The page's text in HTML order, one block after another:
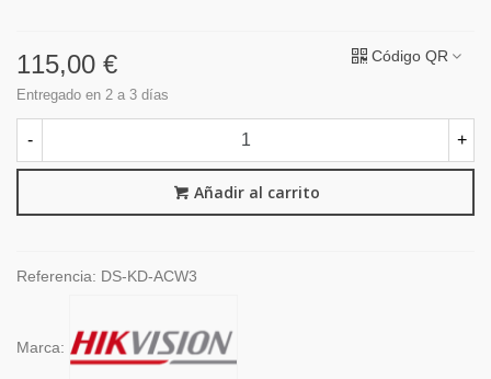
115,00 €
Entregado en 2 a 3 días
Código QR
- +
Añadir al carrito
Referencia: DS-KD-ACW3
Marca: